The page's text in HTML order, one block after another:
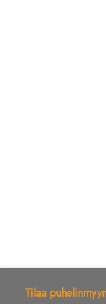
Tilaa